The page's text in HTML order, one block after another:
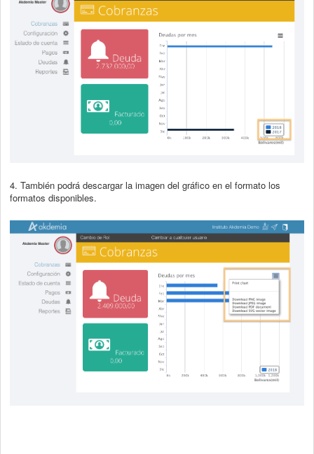
4. También podrá descargar la imagen del gráfico en el formato los
formatos disponibles.